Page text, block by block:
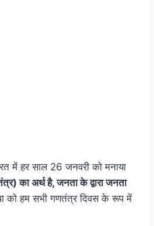
में हर साल 26 जनवरी को मनाया
का अर्थ है, जनता के द्वारा जनता
को हम सभी गणतंत्र दिवस के रूप में